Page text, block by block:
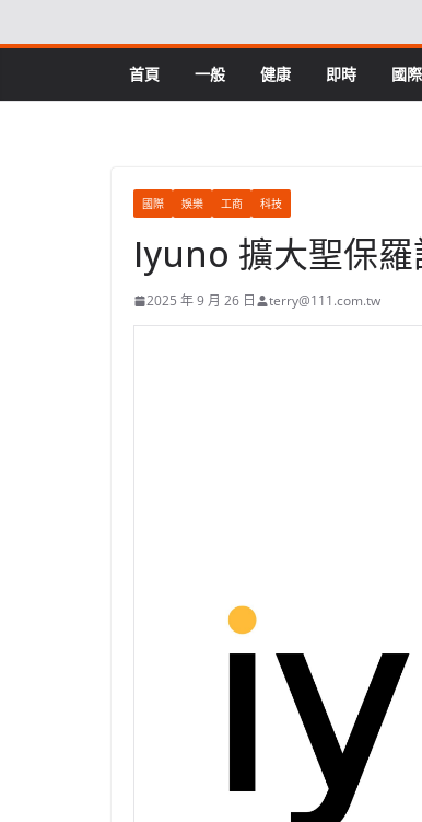
to
首頁 一般 健康 即時 國際
國際 娛樂 工商 科技
Iyuno 擴大聖保
2025 年 9 月 26 日 terry@111.com.tw